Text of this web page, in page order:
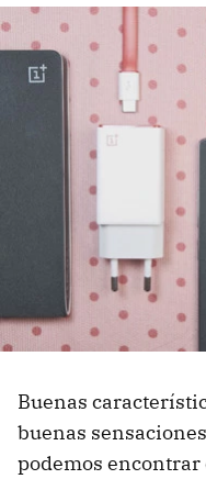
Buenas
buenas
podemos encontrar